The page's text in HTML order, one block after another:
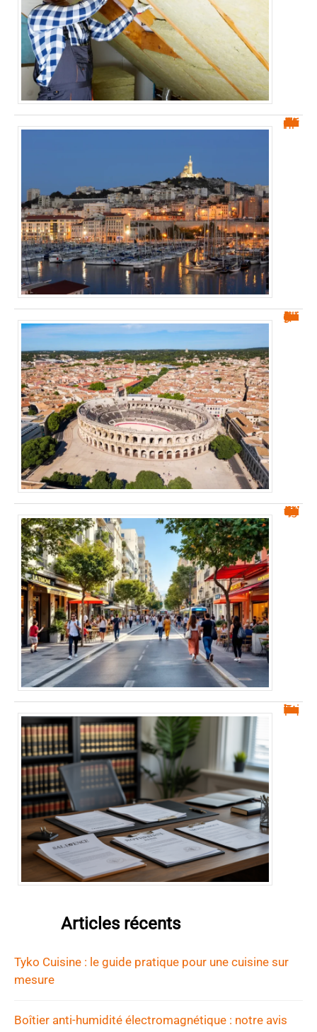
Belle de Mai Marseille : le quartier le plus pauvre d’Europe
Quartiers à éviter à Nîmes : guide pour les futurs habitants
Quartier La Timone Marseille dangereux : ce qu’il faut savoir
Tout savoir sur les notarisques et leur importance
Articles récents
Tyko Cuisine : le guide pratique pour une cuisine sur
mesure
Boîtier anti-humidité électromagnétique : notre avis